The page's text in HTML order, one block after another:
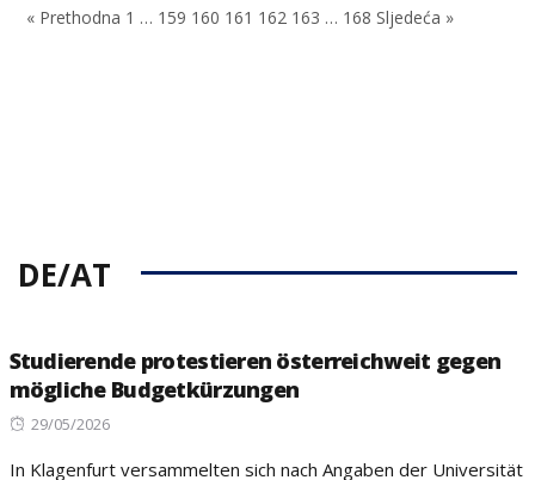
« Prethodna 1 … 159 160 161 162 163 … 168 Sljedeća »
DE/AT
Studierende protestieren österreichweit gegen
mögliche Budgetkürzungen
Posted
29/05/2026
In Klagenfurt versammelten sich nach Angaben der Universität